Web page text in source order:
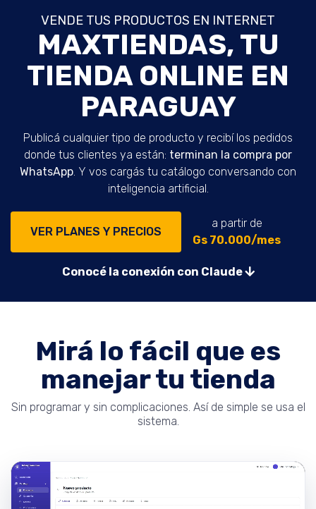
VENDE TUS PRODUCTOS EN INTERNET
MAXTIENDAS, TU
TIENDA ONLINE EN
PARAGUAY
Publicá cualquier tipo de producto y recibí los pedidos
donde tus clientes ya están: terminan la compra por
WhatsApp. Y vos cargás tu catálogo conversando con
inteligencia artificial.
VER PLANES Y PRECIOS
a partir de
Gs 70.000/mes
Conocé la conexión con Claude
Mirá lo fácil que es
manejar tu tienda
Sin programar y sin complicaciones. Así de simple se usa el
sistema.